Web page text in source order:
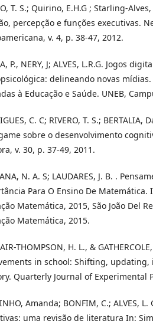
T. S.; Quirino, E.H.G ; Starling-
percepção e funções executivas.
v. 4, p. 38-47, 2012.
P., NERY, J; ALVES, L.R.G. Jogos
delineando novas
à Educação e Saúde. UNEB,
C. C; RIVERO, T. S.;
sobre o desenvolvimento
v. 30, p. 37-49, 2011.
N. A. S; LAUDARES, J. B. .
Para O Ensino De
Matemática, 2015, São João Del
Matemática, 2015.
THOMPSON, H. L., &
in school: Shifting,
Quarterly Journal of Experimental
Amanda; BONFIM, C.; ALVES, L.
uma revisão de literatura In: